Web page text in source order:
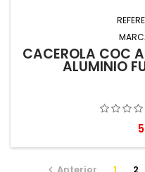
CACEROLA COC
ALUMINIO